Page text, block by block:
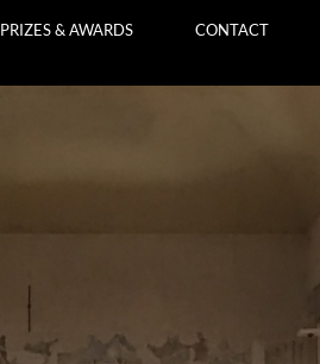
PRIZES & AWARDS CONTACT